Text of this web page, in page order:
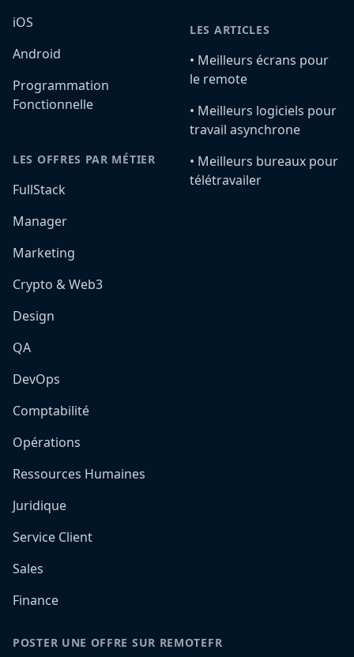
iOS
Android
Programmation
Fonctionnelle
LES OFFRES PAR MÉTIER
FullStack
Manager
Marketing
Crypto & Web3
Design
QA
DevOps
Comptabilité
Opérations
Ressources Humaines
Juridique
Service Client
Sales
Finance
LES ARTICLES
•️ Meilleurs écrans pour
le remote
•️ Meilleurs logiciels pour
travail asynchrone
•️ Meilleurs bureaux pour
télétravailer
POSTER UNE OFFRE SUR REMOTEFR